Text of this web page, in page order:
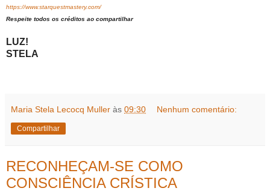
https://www.starquestmastery.com/
Respeite todos os créditos ao compartilhar
LUZ!
STELA
Maria Stela Lecocq Muller às 09:30 Nenhum comentário:
Compartilhar
RECONHEÇAM-SE COMO
CONSCIÊNCIA CRÍSTICA